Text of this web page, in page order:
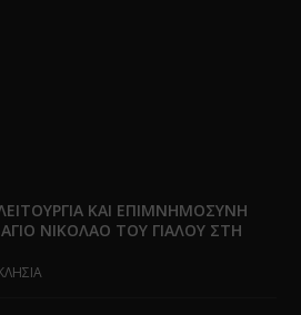
ΚΑΙ ΕΠΙΜΝΗΜΟΣΥΝΗ
ΝΙΚΟΛΑΟ ΤΟΥ ΓΙΑΛΟΥ ΣΤΗ